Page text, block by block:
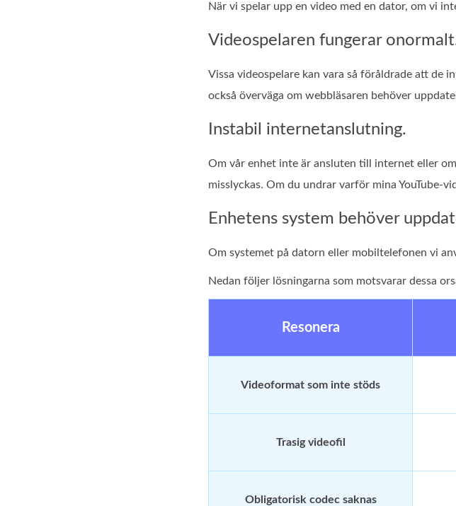
När vi spelar upp en video med en dator, om vi
Videospelaren fungerar
Vissa videospelare kan vara så föråldrade att de
också överväga om webbläsaren behöver
Instabil internetanslutning.
Om vår enhet inte är ansluten till internet eller
misslyckas. Om du undrar varför mina YouTube-
Enhetens system behöver
Om systemet på datorn eller mobiltelefonen vi
Nedan följer lösningarna som motsvarar dessa
Resonera
Videoformat som inte stöds
Trasig videofil
Obligatorisk codec saknas